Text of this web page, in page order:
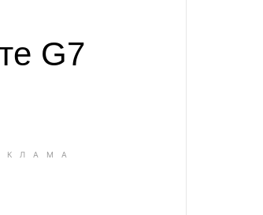
G7